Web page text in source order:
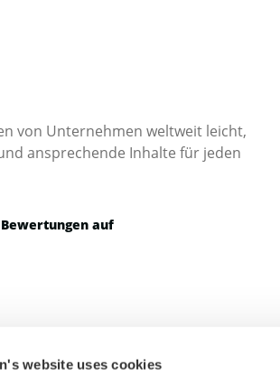
website uses cookies
von Unternehmen weltweit leicht,
ansprechende Inhalte für jeden
auf